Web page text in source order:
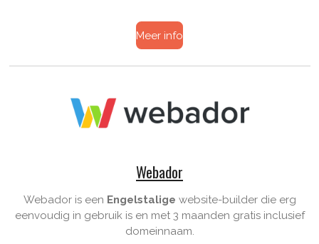
Meer info
Webador
Webador is een Engelstalige website-builder die erg
eenvoudig in gebruik is en met 3 maanden gratis inclusief
domeinnaam.